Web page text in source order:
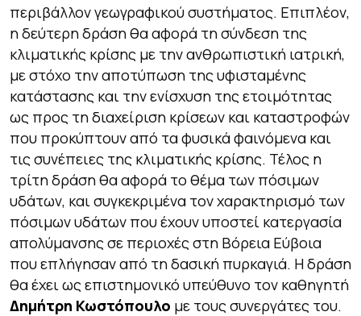
περιβάλλον γεωγραφικού συστήματος. Επιπλέον,
η δεύτερη δράση θα αφορά τη σύνδεση της
κλιματικής κρίσης με την ανθρωπιστική ιατρική,
με στόχο την αποτύπωση της υφισταμένης
κατάστασης και την ενίσχυση της ετοιμότητας
ως προς τη διαχείριση κρίσεων και καταστροφών
που προκύπτουν από τα φυσικά φαινόμενα και
τις συνέπειες της κλιματικής κρίσης. Τέλος η
τρίτη δράση θα αφορά το θέμα των πόσιμων
υδάτων, και συγκεκριμένα τον χαρακτηρισμό των
πόσιμων υδάτων που έχουν υποστεί κατεργασία
απολύμανσης σε περιοχές στη Βόρεια Εύβοια
που επλήγησαν από τη δασική πυρκαγιά. Η δράση
θα έχει ως επιστημονικό υπεύθυνο τον καθηγητή
Δημήτρη Κωστόπουλο με τους συνεργάτες του.